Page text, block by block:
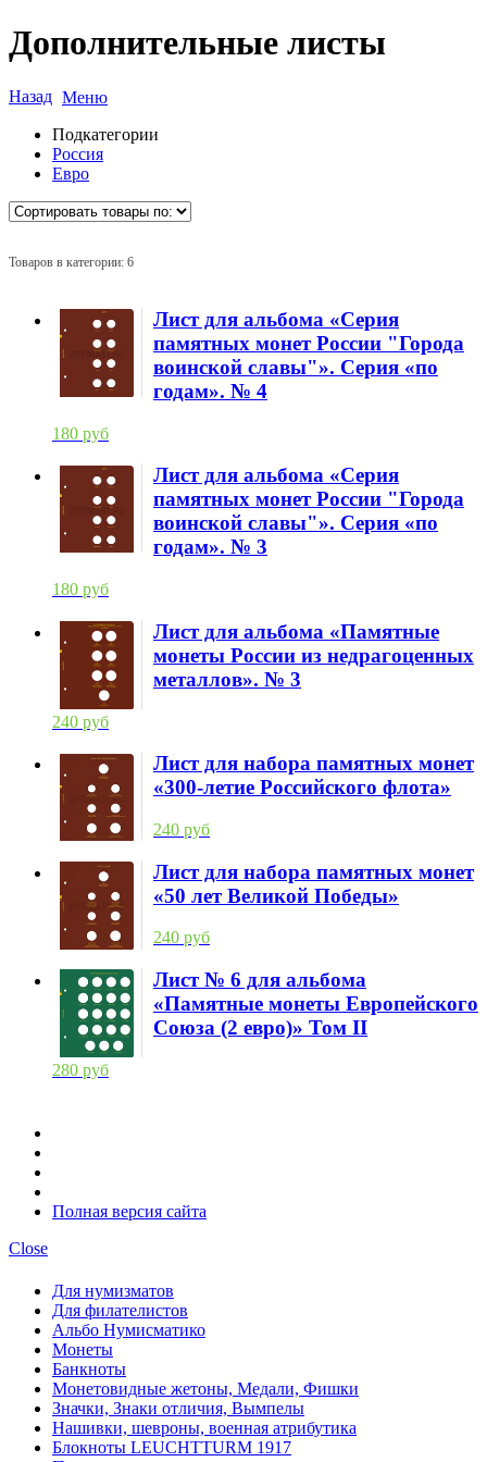
Дополнительные листы
Назад Меню
Подкатегории
Россия
Евро
Товаров в категории: 6
Лист для альбома «Серия
памятных монет России "Города
воинской славы"». Серия «по
годам». № 4
180 руб
Лист для альбома «Серия
памятных монет России "Города
воинской славы"». Серия «по
годам». № 3
180 руб
Лист для альбома «Памятные
монеты России из недрагоценных
металлов». № 3
240 руб
Лист для набора памятных монет
«300-летие Российского флота»
240 руб
Лист для набора памятных монет
«50 лет Великой Победы»
240 руб
Лист № 6 для альбома
«Памятные монеты Европейского
Союза (2 евро)» Том II
280 руб
Полная версия сайта
Close
Для нумизматов
Для филателистов
Альбо Нумисматико
Монеты
Банкноты
Монетовидные жетоны, Медали, Фишки
Значки, Знаки отличия, Вымпелы
Нашивки, шевроны, военная атрибутика
Блокноты LEUCHTTURM 1917